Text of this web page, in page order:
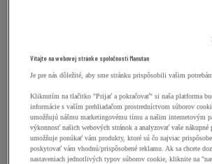
Vitajte na webovej stránke spoločnosti Manutan
Je pre nás dôležité, aby sme stránku prispôsobili vašim
Kliknutím na tlačitko "Prijať a pokračovať" si naša platforma
informácie s vaším prehliadačom prostredníctvom súborov
umožňujú nášmu marketingovému tímu a našim internetovým
výkonnosť našich webových stránok a analyzovať vaše nákupné
umožňuje ponúkať vám produkty, ktoré sú čo najviac
poskytovať vám vhodnú/prispôsobené reklamu. Ak sa chcete
nastaveniach jednotlivých typov súborov cookie, kliknite na